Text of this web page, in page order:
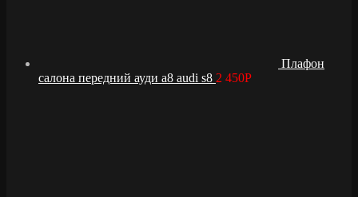
Плафон
салона передний ауди а8 audi s8 2 450Р